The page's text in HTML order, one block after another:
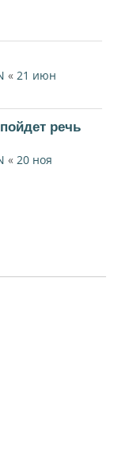
« 21 июн
речь
« 20 ноя